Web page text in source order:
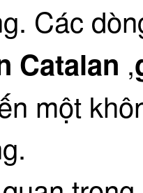
Các
Catalan ,
một